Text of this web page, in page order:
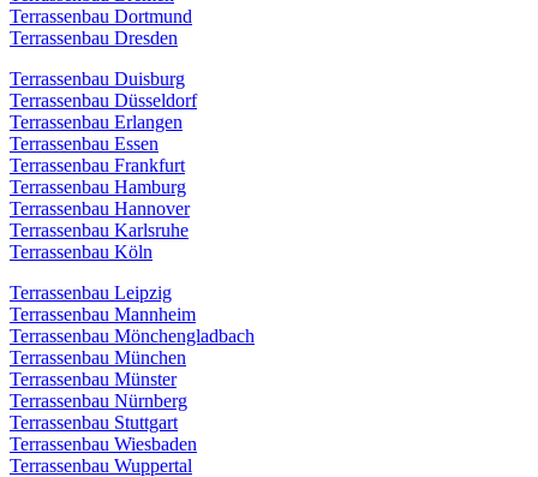
Terrassenbau Dortmund
Terrassenbau Dresden
Terrassenbau Duisburg
Terrassenbau Düsseldorf
Terrassenbau Erlangen
Terrassenbau Essen
Terrassenbau Frankfurt
Terrassenbau Hamburg
Terrassenbau Hannover
Terrassenbau Karlsruhe
Terrassenbau Köln
Terrassenbau Leipzig
Terrassenbau Mannheim
Terrassenbau Mönchengladbach
Terrassenbau München
Terrassenbau Münster
Terrassenbau Nürnberg
Terrassenbau Stuttgart
Terrassenbau Wiesbaden
Terrassenbau Wuppertal